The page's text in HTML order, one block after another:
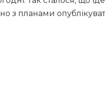
з планами